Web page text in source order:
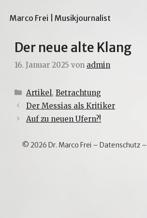
InhaltMarco Frei | Musikjournalist
Der neue alte Klang
16. Januar 2025 von admin
Kategorien
Artikel, Betrachtung
Der Messias als Kritiker
Auf zu neuen Ufern?!
© 2026 Dr. Marco Frei – Datenschutz–